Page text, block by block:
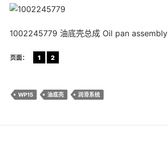
1002245779 油底壳总成 Oil pan assembly
页面： 1 2
WP15 油底壳 润滑系统